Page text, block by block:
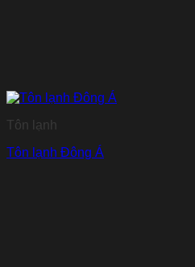
Tôn lạnh
Tôn lạnh Đông Á